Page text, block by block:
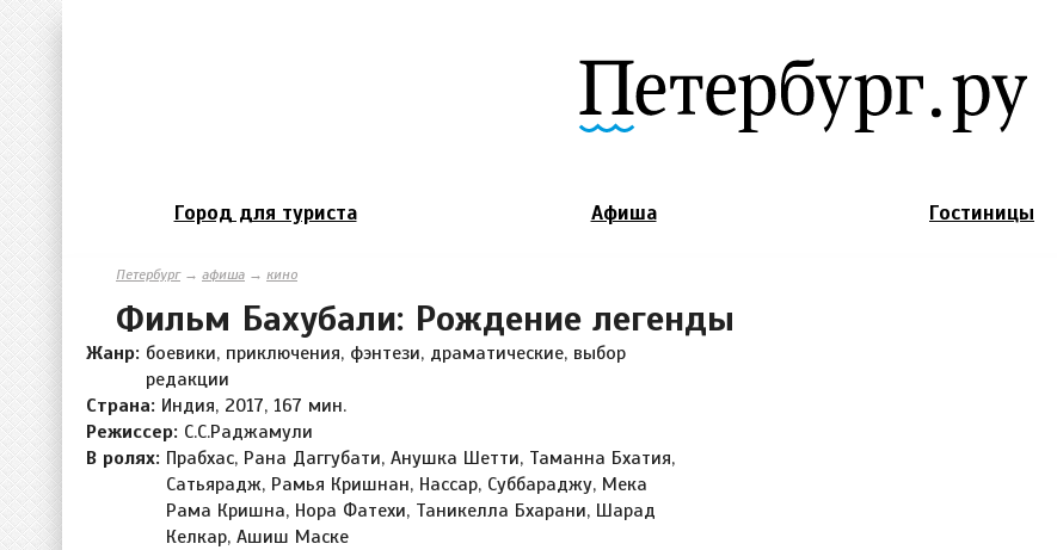
Город для туриста Афиша Гостиницы
Петербург→ афиша → кино
Фильм Бахубали: Рождение легенды
Жанр: боевики, приключения, фэнтези, драматические, выбор
редакции
Страна: Индия, 2017, 167 мин.
Режиссер: С.С.Раджамули
В ролях: Прабхас, Рана Даггубати, Анушка Шетти, Таманна Бхатия,
Сатьярадж, Рамья Кришнан, Нассар, Суббараджу, Мека
Рама Кришна, Нора Фатехи, Таникелла Бхарани, Шарад
Келкар, Ашиш Маске